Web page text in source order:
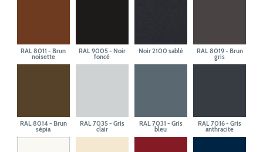
RAL 8011 - Brun
noisette
RAL 9005 - Noir
foncé
Noir 2100 sablé RAL 8019 - Brun
gris
RAL 8014 - Brun
sépia
RAL 7035 - Gris
clair
RAL 7031 - Gris
bleu
RAL 7016 - Gris
anthracite